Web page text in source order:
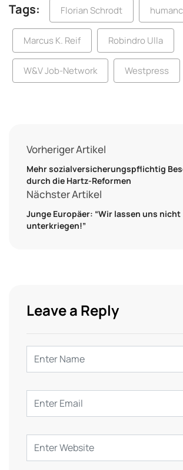
Tags: Florian Schrodt
Marcus K. Reif Robindro Ulla
W&V Job-Network Westpress
Vorheriger Artikel
Mehr sozialversicherungspflichtig
durch die Hartz-Reformen
Nächster Artikel
Junge Europäer: “Wir lassen uns nicht
unterkriegen!”
Leave a Reply